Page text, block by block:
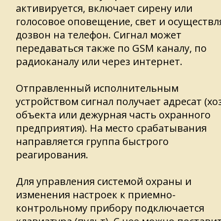
активируется, включает сирену или
голосовое оповещение, свет и
дозвон на телефон. Сигнал может
передаваться также по GSM каналу, по
радиоканалу или через интернет.
Отправленный исполнительным
устройством сигнал получает адресат
объекта или дежурная часть охранного
предприятия). На место срабатывания
направляется группа быстрого
реагирования.
Для управления системой охраны и
изменения настроек к приемно-
контрольному прибору подключается